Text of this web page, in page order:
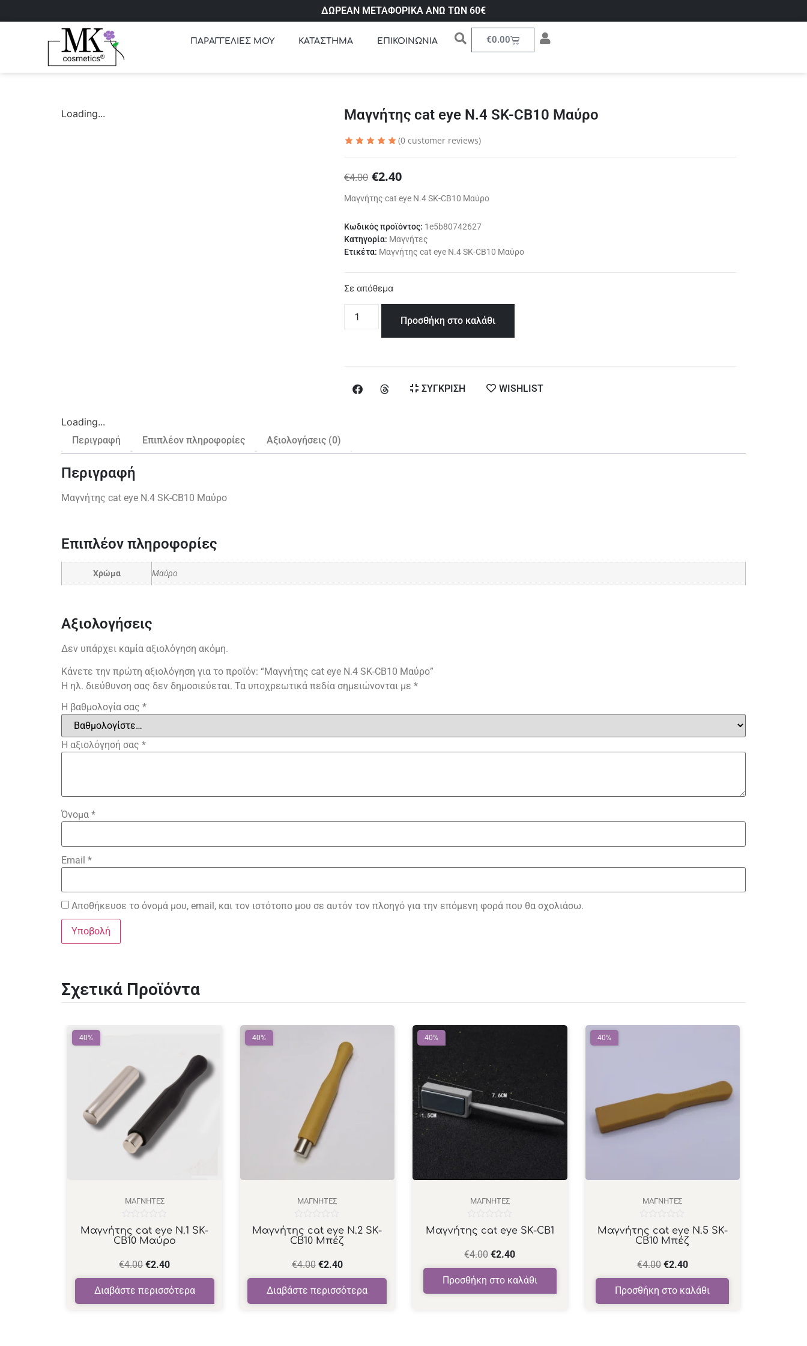
ΔΩΡΕΑΝ ΜΕΤΑΦΟΡΙΚΑ ΑΝΩ ΤΩΝ 60€
ΠΑΡΑΓΓΕΛΙΕΣ ΜΟΥ ΚΑΤΑΣΤΗΜΑ ΕΠΙΚΟΙΝΩΝΙΑ €0.00
Loading... Μαγνήτης cat eye N.4 SK-CB10 Μαύρο
(0 customer reviews)
€4.00 €2.40
Μαγνήτης cat eye N.4 SK-CB10 Μαύρο
Κωδικός προϊόντος: 1e5b80742627
Κατηγορία: Μαγνήτες
Ετικέτα: Μαγνήτης cat eye N.4 SK-CB10 Μαύρο
Σε απόθεμα
Προσθήκη στο καλάθι
ΣΥΓΚΡΙΣΗ WISHLIST
Loading...
Περιγραφή Επιπλέον πληροφορίες Αξιολογήσεις (0)
Περιγραφή
Μαγνήτης cat eye N.4 SK-CB10 Μαύρο
Επιπλέον πληροφορίες
Χρώμα Μαύρο
Αξιολογήσεις
Δεν υπάρχει καμία αξιολόγηση ακόμη.
Κάνετε την πρώτη αξιολόγηση για το προϊόν: “Μαγνήτης cat eye N.4 SK-CB10 Μαύρο”
Η ηλ. διεύθυνση σας δεν δημοσιεύεται. Τα υποχρεωτικά πεδία σημειώνονται με *
Η βαθμολογία σας *
Η αξιολόγησή σας *
Όνομα *
Email *
Αποθήκευσε το όνομά μου, email, και τον ιστότοπο μου σε αυτόν τον πλοηγό για την επόμενη φορά που θα σχολιάσω.
Σχετικά Προϊόντα
40%
ΜΑΓΝΉΤΕΣ
Μαγνήτης cat eye N.1 SK-
CB10 Μαύρο
€4.00 €2.40
Διαβάστε περισσότερα
Βαθμολογήθηκε
με
0
5
40%
ΜΑΓΝΉΤΕΣ
Μαγνήτης cat eye N.2 SK-
CB10 Μπέζ
€4.00 €2.40
Διαβάστε περισσότερα
Βαθμολογήθηκε
με
0
5
40%
ΜΑΓΝΉΤΕΣ
Μαγνήτης cat eye SK-CB1
€4.00 €2.40
Προσθήκη στο καλάθι
Βαθμολογήθηκε
με
από
5
40%
ΜΑΓΝΉΤΕΣ
Μαγνήτης cat eye N.5 SK-
CB10 Μπέζ
€4.00 €2.40
Προσθήκη στο καλάθι
Βαθμολογήθηκε
με
0
5